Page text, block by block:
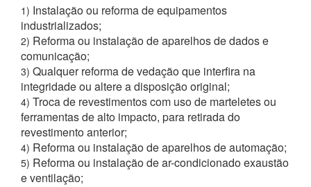
1) Instalação ou reforma de equipamentos
industrializados;
2) Reforma ou instalação de aparelhos de dados e
comunicação;
3) Qualquer reforma de vedação que interfira na
integridade ou altere a disposição original;
4) Troca de revestimentos com uso de marteletes ou
ferramentas de alto impacto, para retirada do
revestimento anterior;
4) Reforma ou instalação de aparelhos de automação;
5) Reforma ou instalação de ar-condicionado exaustão
e ventilação;